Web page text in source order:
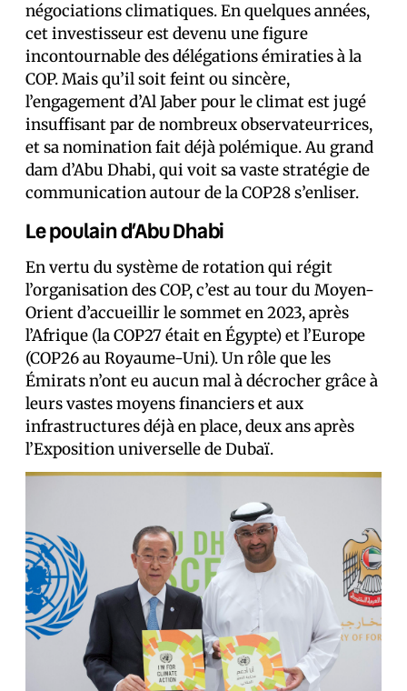
négociations climatiques. En quelques années,
cet investisseur est devenu une figure
incontournable des délégations émiraties à la
COP. Mais qu’il soit feint ou sincère,
l’engagement d’Al Jaber pour le climat est jugé
insuffisant par de nombreux observateur·rices,
et sa nomination fait déjà polémique. Au grand
dam d’Abu Dhabi, qui voit sa vaste stratégie de
communication autour de la COP28 s’enliser.
Le poulain d’Abu Dhabi
En vertu du système de rotation qui régit
l’organisation des COP, c’est au tour du Moyen-
Orient d’accueillir le sommet en 2023, après
l’Afrique (la COP27 était en Égypte) et l’Europe
(COP26 au Royaume-Uni). Un rôle que les
Émirats n’ont eu aucun mal à décrocher grâce à
leurs vastes moyens financiers et aux
infrastructures déjà en place, deux ans après
l’Exposition universelle de Dubaï.